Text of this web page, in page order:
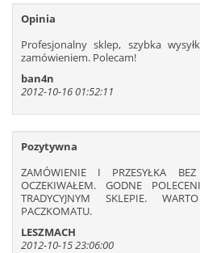
Opinia
Profesjonalny sklep, szybka
zamówieniem. Polecam!
ban4n
2012-10-16 01:52:11
Pozytywna
ZAMÓWIENIE I PRZESYŁKA
OCZEKIWAŁEM. GODNE
TRADYCYJNYM SKLEPIE.
PACZKOMATU.
LESZMACH
2012-10-15 23:06:00